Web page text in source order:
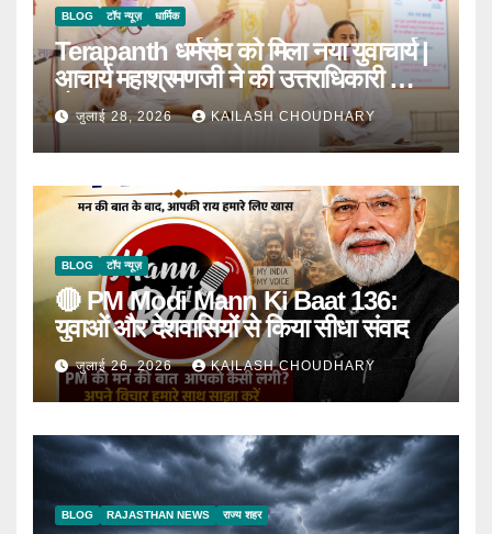
BLOG टॉप न्यूज़ धार्मिक
Terapanth धर्मसंघ को मिला नया युवाचार्य |
आचार्य महाश्रमणजी ने की उत्तराधिकारी की
घोषणा
जुलाई 28, 2026 KAILASH CHOUDHARY
BLOG टॉप न्यूज़
🔴 PM Modi Mann Ki Baat 136:
युवाओं और देशवासियों से किया सीधा संवाद
जुलाई 26, 2026 KAILASH CHOUDHARY
BLOG RAJASTHAN NEWS राज्य शहर